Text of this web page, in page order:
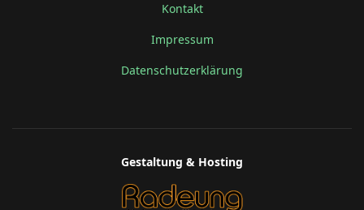
Kontakt
Impressum
Datenschutzerklärung
Gestaltung & Hosting